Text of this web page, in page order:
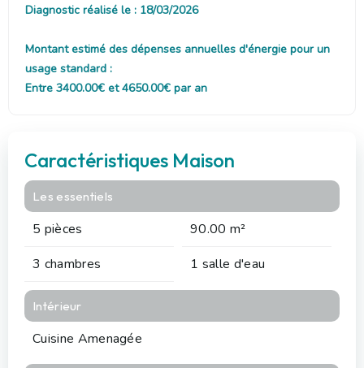
Diagnostic réalisé le : 18/03/2026
Montant estimé des dépenses annuelles d'énergie pour un
usage standard :
Entre 3400.00€ et 4650.00€ par an
Caractéristiques Maison
Les essentiels
5 pièces
90.00 m²
3 chambres
1 salle d'eau
Intérieur
Cuisine Amenagée